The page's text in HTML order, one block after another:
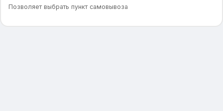
Позволяет выбрать пункт самовывоза